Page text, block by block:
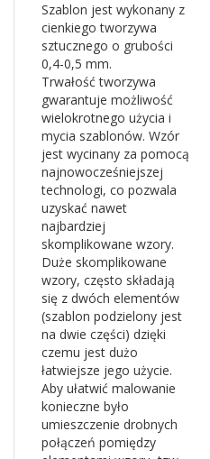
Szablon jest wykonany z
cienkiego tworzywa
sztucznego o grubości
0,4-0,5 mm.
Trwałość tworzywa
gwarantuje możliwość
wielokrotnego użycia i
mycia szablonów. Wzór
jest wycinany za pomocą
najnowocześniejszej
technologi, co pozwala
uzyskać nawet
najbardziej
skomplikowane wzory.
Duże skomplikowane
wzory, często składają
się z dwóch elementów
(szablon podzielony jest
na dwie części) dzięki
czemu jest dużo
łatwiejsze jego użycie.
Aby ułatwić malowanie
konieczne było
umieszczenie drobnych
połączeń pomiędzy